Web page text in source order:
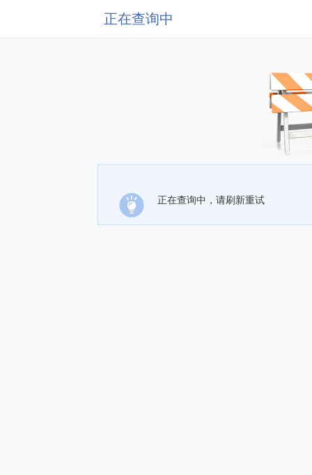
正在查询中
正在查询中，请刷新重试